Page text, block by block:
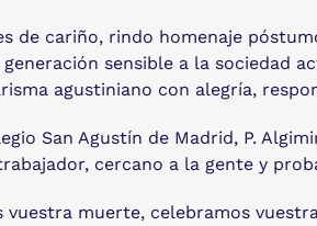
de cariño, rindo homenaje
sensible a la sociedad
agustiniano con alegría,
San Agustín de Madrid, P.
cercano a la gente y
vuestra muerte, celebramos